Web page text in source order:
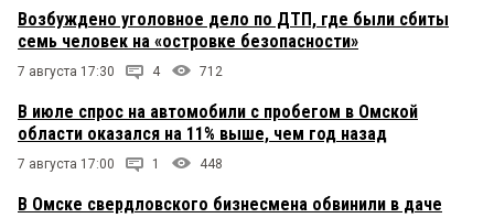
Возбуждено уголовное дело по ДТП, где были сбиты
семь человек на «островке безопасности»
7 августа 17:30 4 712
В июле спрос на автомобили с пробегом в Омской
области оказался на 11% выше, чем год назад
7 августа 17:00 1 448
В Омске свердловского бизнесмена обвинили в даче